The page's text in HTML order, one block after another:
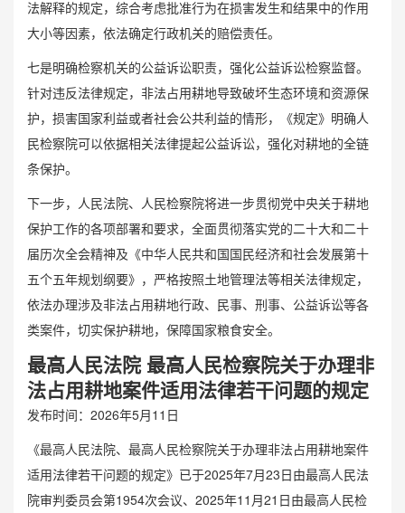
法解释的规定，综合考虑批准行为在损害发生和结果中的作用
大小等因素，依法确定行政机关的赔偿责任。
七是明确检察机关的公益诉讼职责，强化公益诉讼检察监督。
针对违反法律规定，非法占用耕地导致破坏生态环境和资源保
护，损害国家利益或者社会公共利益的情形，《规定》明确人
民检察院可以依据相关法律提起公益诉讼，强化对耕地的全链
条保护。
下一步，人民法院、人民检察院将进一步贯彻党中央关于耕地
保护工作的各项部署和要求，全面贯彻落实党的二十大和二十
届历次全会精神及《中华人民共和国国民经济和社会发展第十
五个五年规划纲要》，严格按照土地管理法等相关法律规定，
依法办理涉及非法占用耕地行政、民事、刑事、公益诉讼等各
类案件，切实保护耕地，保障国家粮食安全。
最高人民法院 最高人民检察院关于办理非
法占用耕地案件适用法律若干问题的规定
发布时间：2026年5月11日
《最高人民法院、最高人民检察院关于办理非法占用耕地案件
适用法律若干问题的规定》已于2025年7月23日由最高人民法
院审判委员会第1954次会议、2025年11月21日由最高人民检